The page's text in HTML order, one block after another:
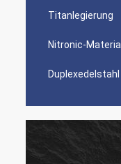
Titanlegierung
Nitronic-Material
Duplexedelstahl